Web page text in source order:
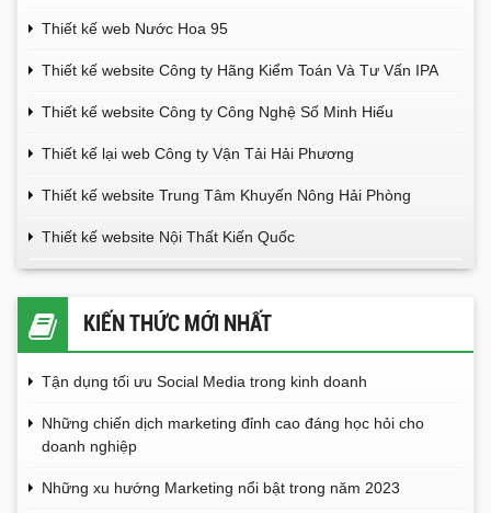
Thiết kế web Nước Hoa 95
Thiết kế website Công ty Hãng Kiểm Toán Và Tư Vấn IPA
Thiết kế website Công ty Công Nghệ Số Minh Hiếu
Thiết kế lại web Công ty Vận Tải Hải Phương
Thiết kế website Trung Tâm Khuyến Nông Hải Phòng
Thiết kế website Nội Thất Kiến Quốc
KIẾN THỨC MỚI NHẤT
Tận dụng tối ưu Social Media trong kinh doanh
Những chiến dịch marketing đỉnh cao đáng học hỏi cho
doanh nghiệp
Những xu hướng Marketing nổi bật trong năm 2023